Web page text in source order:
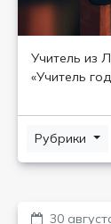
Учитель из
«Учитель
Рубрики
30